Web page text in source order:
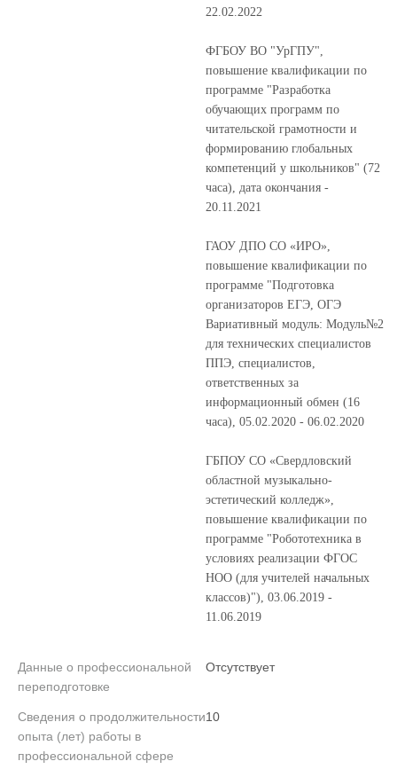
22.02.2022
ФГБОУ ВО "УрГПУ",
повышение квалификации по
программе "Разработка
обучающих программ по
читательской грамотности и
формированию глобальных
компетенций у школьников" (72
часа), дата окончания -
20.11.2021
ГАОУ ДПО СО «ИРО»,
повышение квалификации по
программе "Подготовка
организаторов ЕГЭ, ОГЭ
Вариативный модуль: Модуль№2
для технических специалистов
ППЭ, специалистов,
ответственных за
информационный обмен (16
часа), 05.02.2020 - 06.02.2020
ГБПОУ СО «Свердловский
областной музыкально-
эстетический колледж»,
повышение квалификации по
программе "Робототехника в
условиях реализации ФГОС
НОО (для учителей начальных
классов)"), 03.06.2019 -
11.06.2019
Данные о профессиональной
переподготовке
Отсутствует
Сведения о продолжительности
опыта (лет) работы в
профессиональной сфере
10